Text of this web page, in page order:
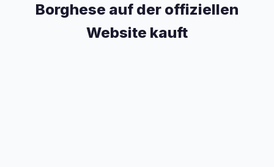
Borghese auf der offiziellen
Website kauft